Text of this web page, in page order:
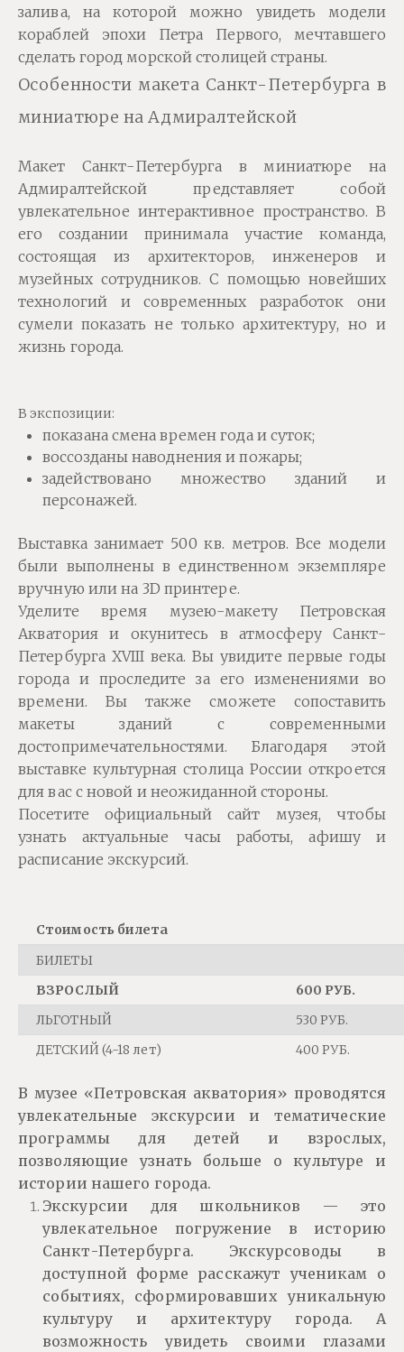
залива, на которой можно увидеть модели
кораблей эпохи Петра Первого, мечтавшего
сделать город морской столицей страны.
Особенности макета Санкт-Петербурга в
миниатюре на Адмиралтейской
Макет Санкт-Петербурга в миниатюре на
Адмиралтейской представляет собой
увлекательное интерактивное пространство. В
его создании принимала участие команда,
состоящая из архитекторов, инженеров и
музейных сотрудников. С помощью новейших
технологий и современных разработок они
сумели показать не только архитектуру, но и
жизнь города.
В экспозиции:
показана смена времен года и суток;
воссозданы наводнения и пожары;
задействовано множество зданий и
персонажей.
Выставка занимает 500 кв. метров. Все модели
были выполнены в единственном экземпляре
вручную или на 3D принтере.
Уделите время музею-макету Петровская
Акватория и окунитесь в атмосферу Санкт-
Петербурга XVIII века. Вы увидите первые годы
города и проследите за его изменениями во
времени. Вы также сможете сопоставить
макеты зданий с современными
достопримечательностями. Благодаря этой
выставке культурная столица России откроется
для вас с новой и неожиданной стороны.
Посетите официальный сайт музея, чтобы
узнать актуальные часы работы, афишу и
расписание экскурсий.
Cтоимость билета
БИЛЕТЫ
ВЗРОСЛЫЙ
600 PУБ.
ЛЬГОТНЫЙ
530 PУБ.
ДЕТСКИЙ (4-18 лет)
400 PУБ.
В музее «Петровская акватория» проводятся
увлекательные экскурсии и тематические
программы для детей и взрослых,
позволяющие узнать больше о культуре и
истории нашего города.
Экскурсии для школьников — это
увлекательное погружение в историю
Санкт-Петербурга. Экскурсоводы в
доступной форме расскажут ученикам о
событиях, сформировавших уникальную
культуру и архитектуру города. А
возможность увидеть своими глазами